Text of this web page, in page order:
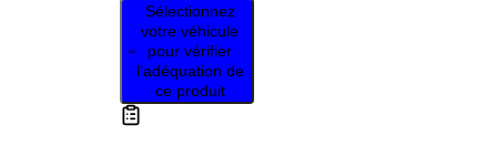
Sélectionnez
votre véhicule
pour vérifier
l’adéquation de
ce produit